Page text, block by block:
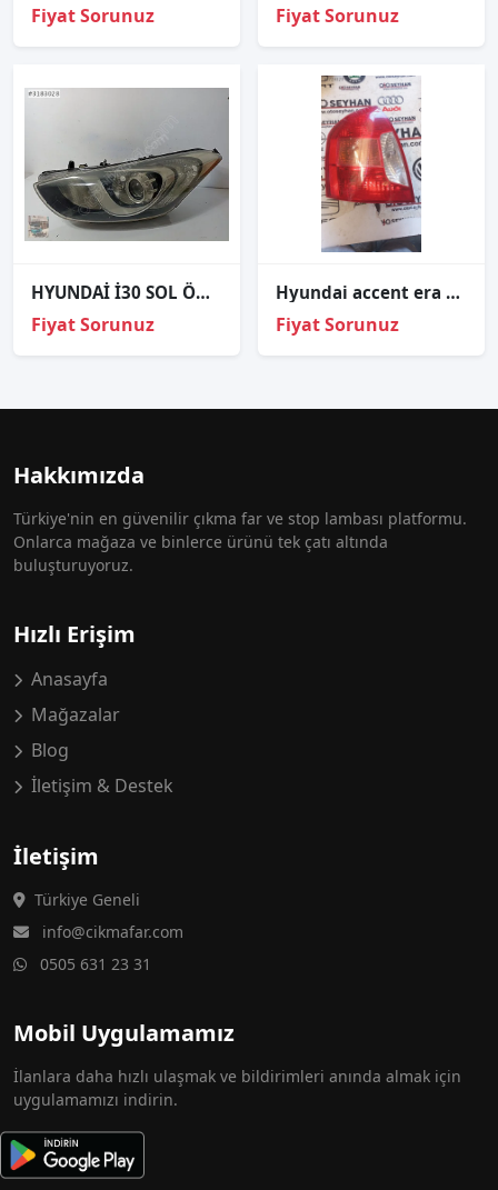
Fiyat Sorunuz Fiyat Sorunuz
HYUNDAİ İ30 SOL ÖN FAR ÇIKMA ORJİNAL
Fiyat Sorunuz
Hyundai accent era 2006-2010 arka sol stop lambası
Fiyat Sorunuz
Hakkımızda
Türkiye'nin en güvenilir çıkma far ve stop lambası platformu.
Onlarca mağaza ve binlerce ürünü tek çatı altında
buluşturuyoruz.
Hızlı Erişim
Anasayfa
Mağazalar
Blog
İletişim & Destek
İletişim
Türkiye Geneli
info@cikmafar.com
0505 631 23 31
Mobil Uygulamamız
İlanlara daha hızlı ulaşmak ve bildirimleri anında almak için
uygulamamızı indirin.